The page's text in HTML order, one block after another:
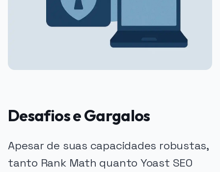
Desafios e Gargalos
Apesar de suas capacidades robustas,
tanto Rank Math quanto Yoast SEO